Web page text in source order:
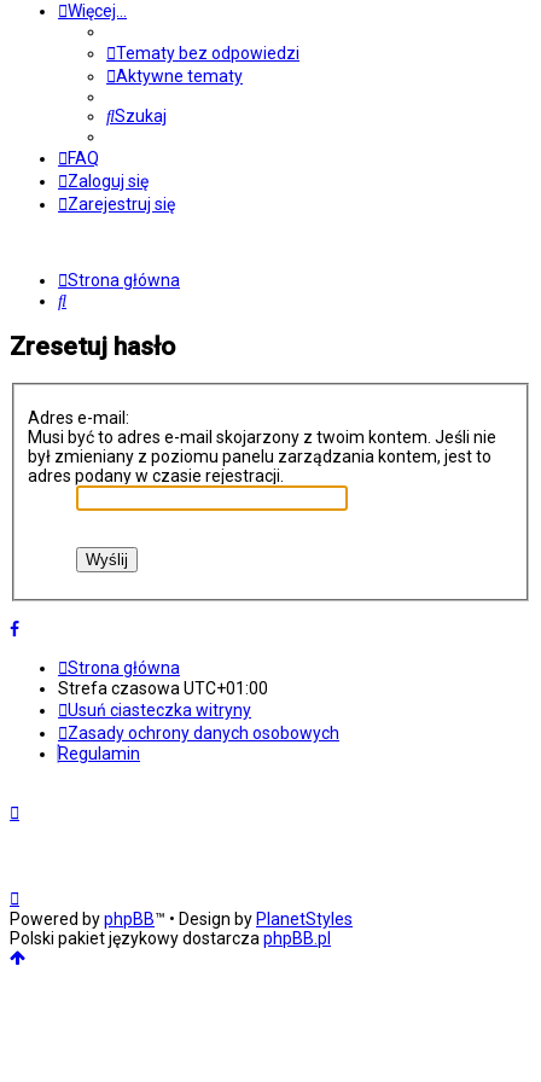
Więcej…
Tematy bez odpowiedzi
Aktywne tematy
Szukaj
FAQ
Zaloguj się
Zarejestruj się
Strona główna
Szukaj
Zresetuj hasło
Adres e-mail:
Musi być to adres e-mail skojarzony z twoim kontem. Jeśli nie
był zmieniany z poziomu panelu zarządzania kontem, jest to
adres podany w czasie rejestracji.
Strona główna
Strefa czasowaUTC+01:00
Usuń ciasteczka witryny
Zasady ochrony danych osobowych
Regulamin
Powered byphpBB™ • Design by PlanetStyles
Polski pakiet językowy dostarczaphpBB.pl